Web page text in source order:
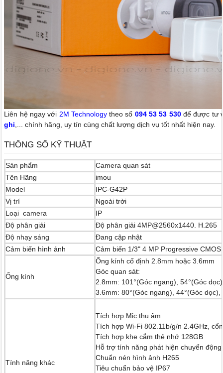
Liên hệ ngay với 2M Technologytheo số 094 53 53 530để được tư
ghi ,... chính hãng, uy tín cùng chất lượng dịch vụ tốt nhất hiện nay.
THÔNG SỐ KỸ THUẬT
Sản phẩm
Camera quan sát
Tên Hãng
imou
Model
IPC-G42P
Vị trí
Ngoài trời
Loại camera
IP
Độ phân giải
Độ phân giải 4MP@2560x1440. H.265
Độ nhạy sáng
Đang cập nhật
Cảm biến hình ảnh
Cảm biến 1/3" 4 MP Progressive CMOS
Ống kính
Ống kính cố định 2.8mm hoặc 3.6mm
Góc quan sát:
2.8mm: 101°(Góc ngang), 54°(Góc
3.6mm: 80°(Góc ngang), 44°(Góc dọc),
Tính năng khác
Tích hợp Mic thu âm
Tích hợp Wi-Fi 802.11b/g/n 2.4GHz,
Tích hợp khe cắm thẻ nhớ 128GB
Hỗ trợ tính năng phát hiện chuyển động
Chuẩn nén hình ảnh H265
Tiêu chuẩn bảo vệ IP67